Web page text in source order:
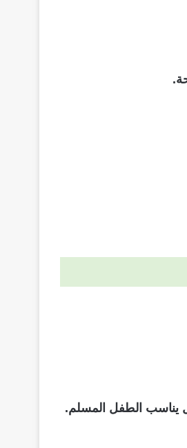
يناسب الطفل المسلم.